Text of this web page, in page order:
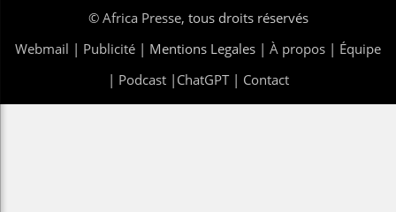
© Africa Presse, tous droits réservés
Webmail | Publicité | Mentions Legales | À propos | Équipe
| Podcast| ChatGPT| Contact